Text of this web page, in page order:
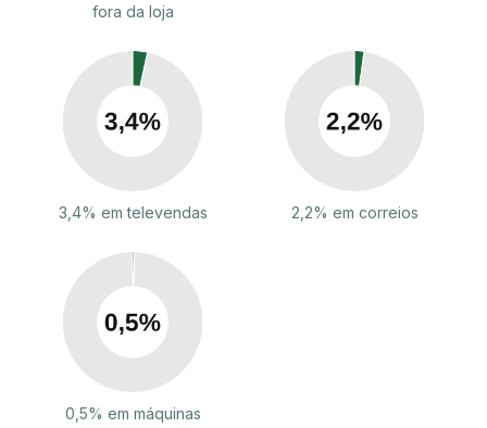
fora da loja
3,4% em televendas 2,2% em correios
0,5% em máquinas